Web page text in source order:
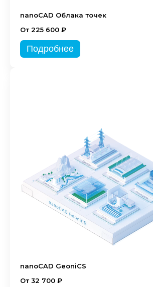
nanoCAD Облака точек
От 225 600 ₽
Подробнее
nanoCAD GeoniCS
От 32 700 ₽